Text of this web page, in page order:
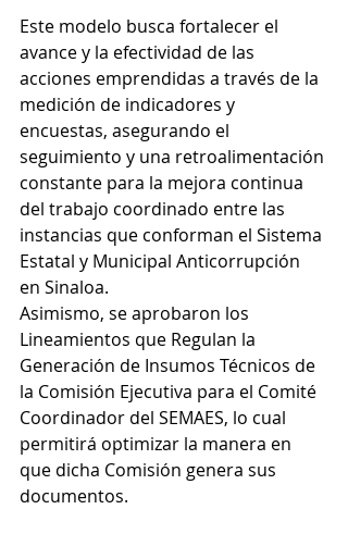
Este modelo busca fortalecer el
avance y la efectividad de las
acciones emprendidas a través de la
medición de indicadores y
encuestas, asegurando el
seguimiento y una retroalimentación
constante para la mejora continua
del trabajo coordinado entre las
instancias que conforman el Sistema
Estatal y Municipal Anticorrupción
en Sinaloa.
Asimismo, se aprobaron los
Lineamientos que Regulan la
Generación de Insumos Técnicos de
la Comisión Ejecutiva para el Comité
Coordinador del SEMAES, lo cual
permitirá optimizar la manera en
que dicha Comisión genera sus
documentos.